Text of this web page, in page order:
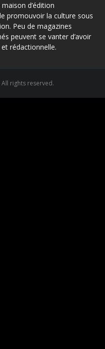
d’édition
promouvoir la culture sous
Peu de magazines
peuvent se vanter d’avoir
rédactionnelle.
rights reserved.